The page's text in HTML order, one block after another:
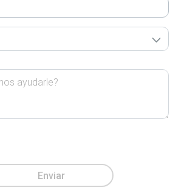
Enviar